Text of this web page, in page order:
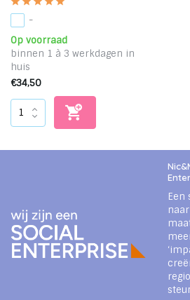
-
Op voorraad
binnen 1 à 3 werkdagen in
huis
€34,50